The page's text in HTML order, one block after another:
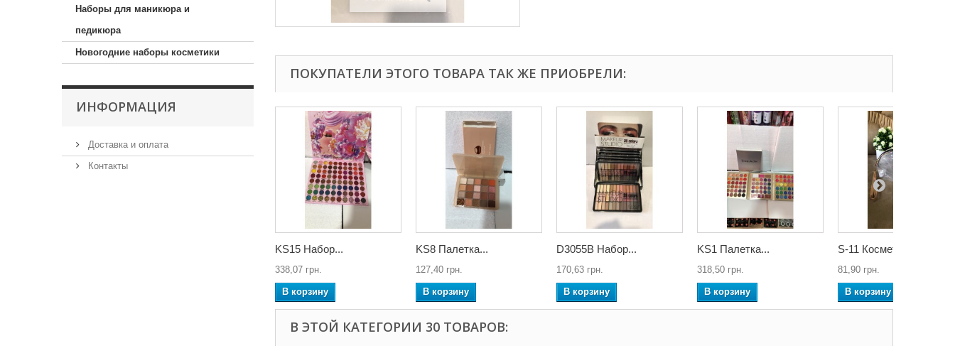
Наборы для маникюра и
педикюра
Новогодние наборы косметики
ИНФОРМАЦИЯ
Доставка и оплата
Контакты
ПОКУПАТЕЛИ ЭТОГО ТОВАРА ТАК ЖЕ ПРИОБРЕЛИ:
KS15 Набор...
338,07 грн.
В корзину
KS8 Палетка...
127,40 грн.
В корзину
D3055B Набор...
170,63 грн.
В корзину
KS1 Палетка...
318,50 грн.
В корзину
S-11 Косметичка
81,90 грн.
В корзину
В ЭТОЙ КАТЕГОРИИ 30 ТОВАРОВ: